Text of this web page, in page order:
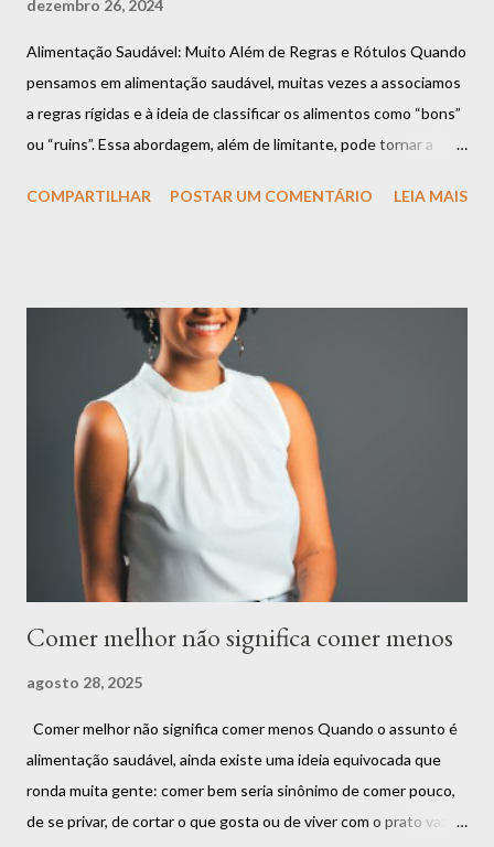
dezembro 26, 2024
Alimentação Saudável: Muito Além de Regras e Rótulos Quando
pensamos em alimentação saudável, muitas vezes a associamos
a regras rígidas e à ideia de classificar os alimentos como “bons”
ou “ruins”. Essa abordagem, além de limitante, pode tornar a
que uma alimentação equilibrada vai muito além dessas
podem ter espaço na sua rotina. Há o momento de apreciar uma
refeição rica em nutrientes, como uma salada colorida e cheia de
sabor. E também há o momento de saborear aquele doce que
você tanto gosta ou um prato especial que traz conforto e boas
memórias. Esses momentos não só são normais, mas também
essenciais para uma relação leve com a comida. O segredo não
está em criar proibições, mas em encontrar o equilíbrio.
Alimentar-se bem é sobre compreender que ...
COMPARTILHAR POSTAR UM COMENTÁRIO LEIA MAIS
Comer melhor não significa comer menos
agosto 28, 2025
Comer melhor não significa comer menos Quando o assunto é
alimentação saudável, ainda existe uma ideia equivocada que
ronda muita gente: comer bem seria sinônimo de comer pouco,
de se privar, de cortar o que gosta ou de viver com o prato vazio.